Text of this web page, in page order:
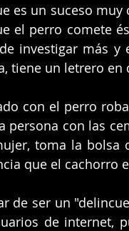
es un suceso
el perro comete
investigar más y
tiene un letrero
con el perro
persona con las
toma la bolsa
que el cachorro
de ser un
de internet,